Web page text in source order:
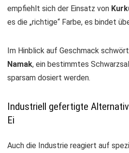
empfiehlt sich der Einsatz von
es die „richtige“ Farbe, es bindet
Im Hinblick auf Geschmack
Namak, ein bestimmtes
sparsam dosiert werden.
Industriell gefertigte
Ei
Auch die Industrie reagiert auf